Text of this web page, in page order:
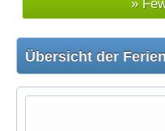
Übersicht der